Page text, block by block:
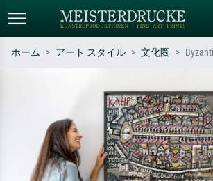
作家名・作品名・スタイルで検索
– 例：モネ、星月夜、印象派、北
斎の波、ヌード。
シーンを説
緑の草原、
油絵、木
ホーム アート スタイル 文化圏